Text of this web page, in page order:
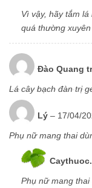
Vì vậy, hãy tắm
quá thường
Đào Quang
Lá cây bạch đàn trị
Lý – 17/04/
Phụ nữ mang thai
Phụ nữ mang